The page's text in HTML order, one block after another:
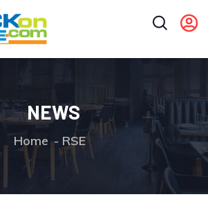
NEWS
Home RSE